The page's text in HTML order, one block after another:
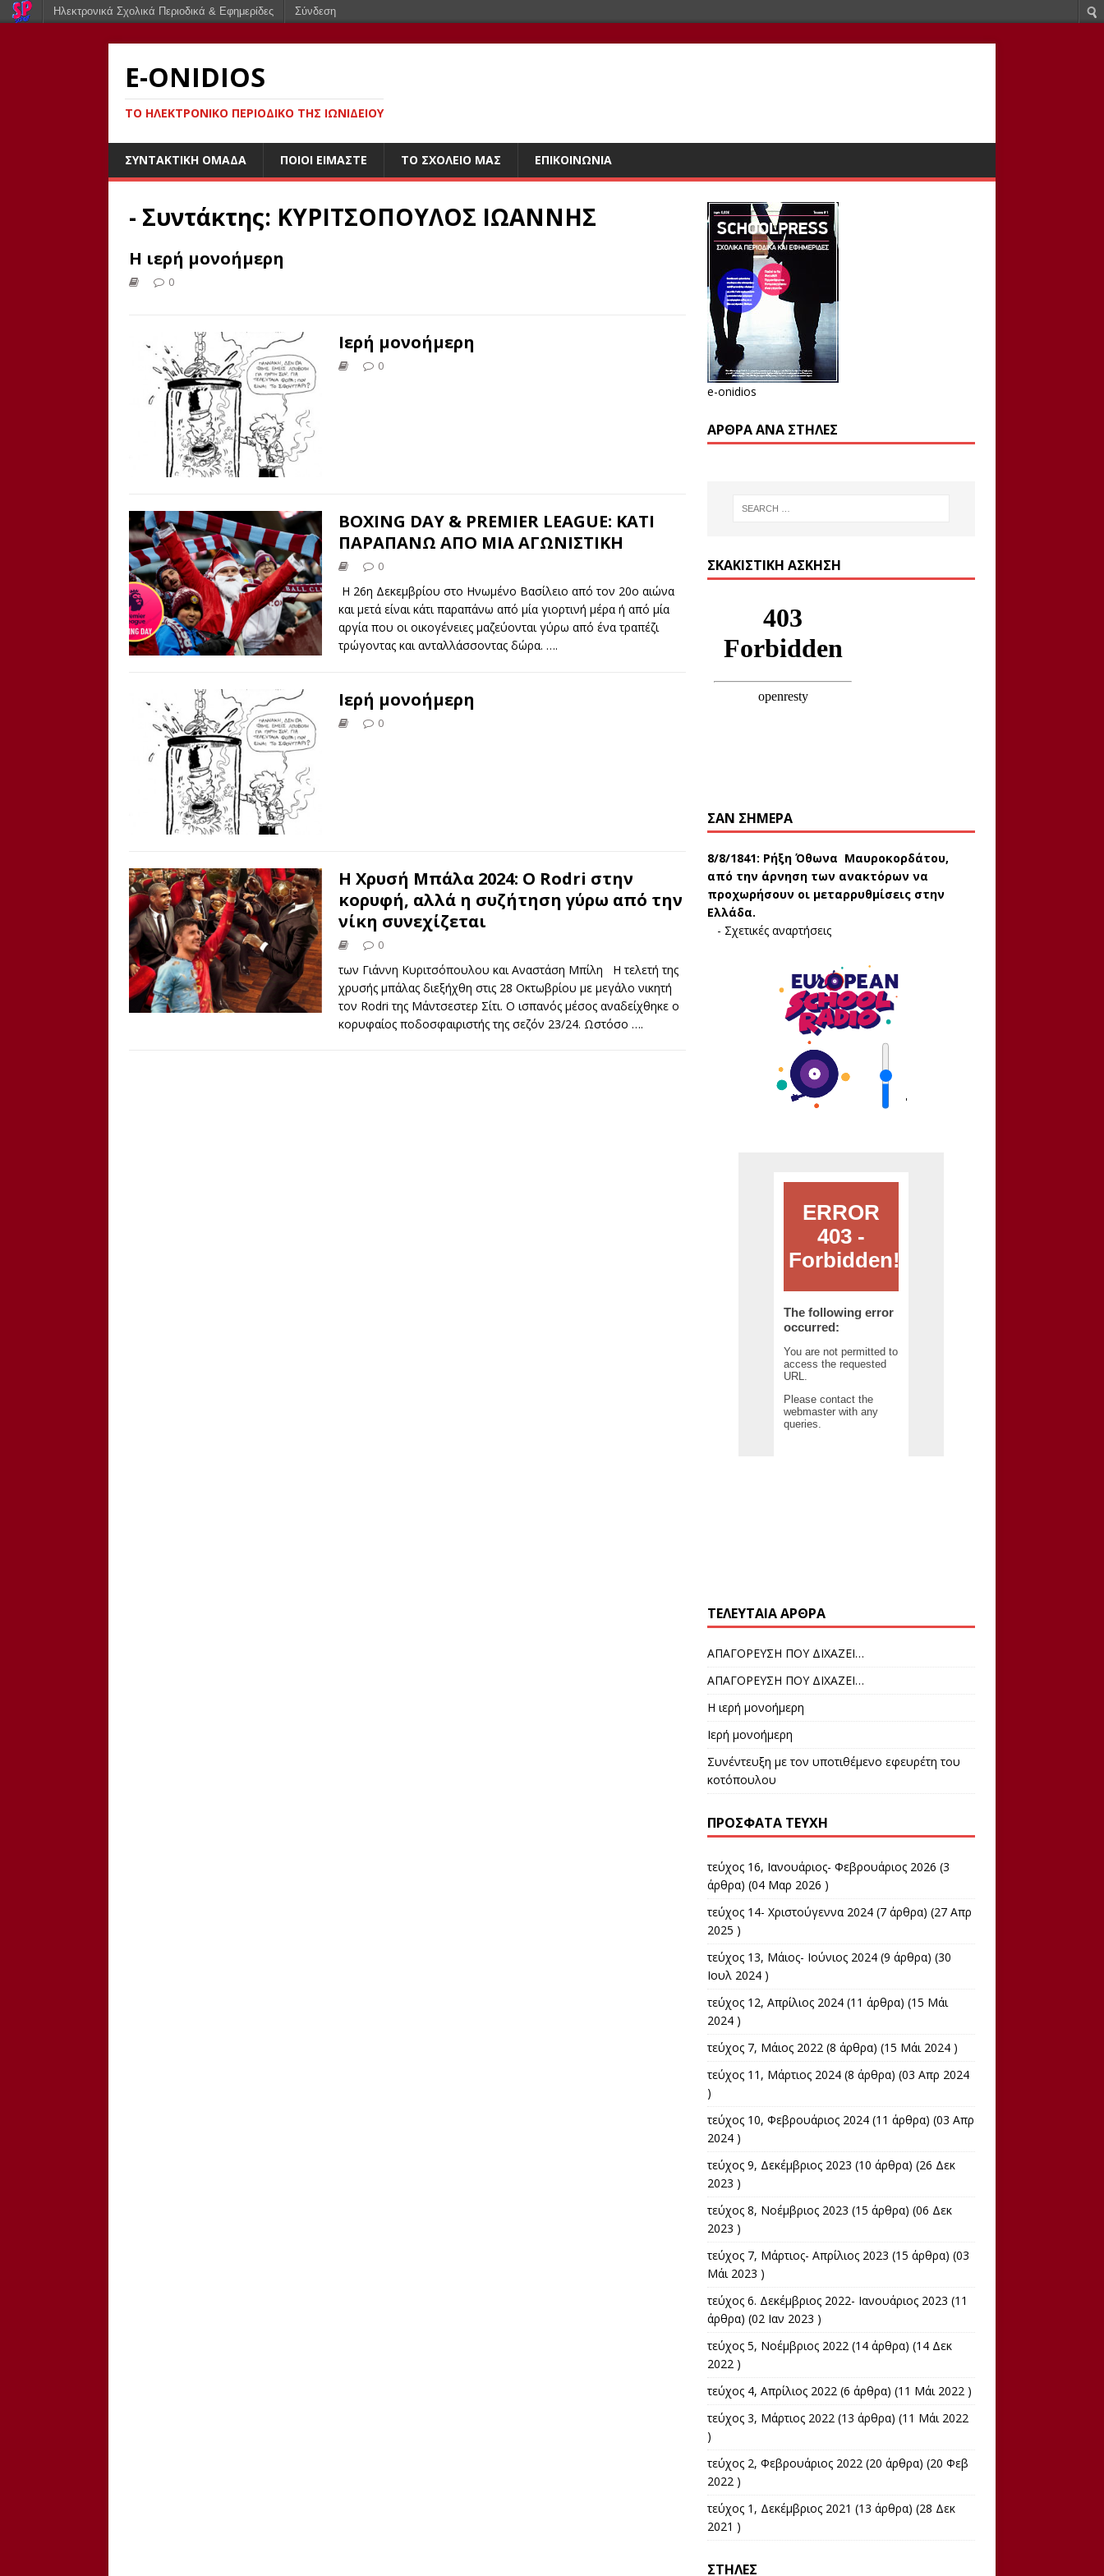
E-ONIDIOS
ΤΟ ΗΛΕΚΤΡΟΝΙΚΌ ΠΕΡΙΟΔΙΚΌ ΤΗΣ ΙΩΝΙΔΕΊΟΥ
ΣΥΝΤΑΚΤΙΚΉ ΟΜΆΔΑ ΠΟΙΟΙ ΕΊΜΑΣΤΕ ΤΟ ΣΧΟΛΕΊΟ ΜΑΣ ΕΠΙΚΟΙΝΩΝΊΑ
- Συντάκτης: ΚΥΡΙΤΣΟΠΟΥΛΟΣ ΙΩΑΝΝΗΣ
Η ιερή μονοήμερη
0
Ιερή μονοήμερη
0
BOXING DAY & PREMIER LEAGUE: ΚΑΤΙ
ΠΑΡΑΠΑΝΩ ΑΠΟ ΜΙΑ ΑΓΩΝΙΣΤΙΚΗ
0
Η 26η Δεκεμβρίου στο Ηνωμένο Βασίλειο από τον 20ο αιώνα
και μετά είναι κάτι παραπάνω από μία γιορτινή μέρα ή από μία
αργία που οι οικογένειες μαζεύονται γύρω από ένα τραπέζι
τρώγοντας και ανταλλάσσοντας δώρα. ….
Ιερή μονοήμερη
0
Η Χρυσή Μπάλα 2024: Ο Rodri στην
κορυφή, αλλά η συζήτηση γύρω από την
νίκη συνεχίζεται
0
των Γιάννη Κυριτσόπουλου και Αναστάση Μπίλη Η τελετή της
χρυσής μπάλας διεξήχθη στις 28 Οκτωβρίου με μεγάλο νικητή
τον Rodri της Μάντσεστερ Σίτι. Ο ισπανός μέσος αναδείχθηκε ο
κορυφαίος ποδοσφαιριστής της σεζόν 23/24. Ωστόσο ….
e-onidios
ΆΡΘΡΑ ΑΝΆ ΣΤΉΛΕΣ
ΣΚΑΚΙΣΤΙΚΉ ΆΣΚΗΣΗ
ΣΑΝ ΣΉΜΕΡΑ
8/8/1841: Ρήξη Όθωνα  Μαυροκορδάτου,
από την άρνηση των ανακτόρων να
προχωρήσουν οι μεταρρυθμίσεις στην
Ελλάδα.
- Σχετικές αναρτήσεις
'
ΤΕΛΕΥΤΑΊΑ ΆΡΘΡΑ
ΑΠΑΓΟΡΕΥΣΗ ΠΟΥ ΔΙΧΑΖΕΙ…
ΑΠΑΓΟΡΕΥΣΗ ΠΟΥ ΔΙΧΑΖΕΙ…
Η ιερή μονοήμερη
Ιερή μονοήμερη
Συνέντευξη με τον υποτιθέμενο εφευρέτη του
κοτόπουλου
ΠΡΌΣΦΑΤΑ ΤΕΎΧΗ
τεύχος 16, Ιανουάριος- Φεβρουάριος 2026 (3
άρθρα) (04 Μαρ 2026 )
τεύχος 14- Χριστούγεννα 2024(7 άρθρα) (27 Απρ
2025 )
τεύχος 13, Μάιος- Ιούνιος 2024(9 άρθρα) (30
Ιουλ 2024 )
τεύχος 12, Απρίλιος 2024(11 άρθρα) (15 Μάι
2024 )
τεύχος 7, Μάιος 2022(8 άρθρα) (15 Μάι 2024 )
τεύχος 11, Μάρτιος 2024(8 άρθρα) (03 Απρ 2024
)
τεύχος 10, Φεβρουάριος 2024(11 άρθρα) (03 Απρ
2024 )
τεύχος 9, Δεκέμβριος 2023 (10 άρθρα) (26 Δεκ
2023 )
τεύχος 8, Νοέμβριος 2023 (15 άρθρα) (06 Δεκ
2023 )
τεύχος 7, Μάρτιος- Απρίλιος 2023 (15 άρθρα) (03
Μάι 2023 )
τεύχος 6. Δεκέμβριος 2022- Ιανουάριος 2023 (11
άρθρα) (02 Ιαν 2023 )
τεύχος 5, Νοέμβριος 2022(14 άρθρα) (14 Δεκ
2022 )
τεύχος 4, Απρίλιος 2022(6 άρθρα) (11 Μάι 2022 )
τεύχος 3, Μάρτιος 2022(13 άρθρα) (11 Μάι 2022
)
τεύχος 2, Φεβρουάριος 2022(20 άρθρα) (20 Φεβ
2022 )
τεύχος 1, Δεκέμβριος 2021 (13 άρθρα) (28 Δεκ
2021 )
ΣΤΉΛΕΣ
Ηλεκτρονικά Σχολικά Περιοδικά & Εφημερίδες Σύνδεση